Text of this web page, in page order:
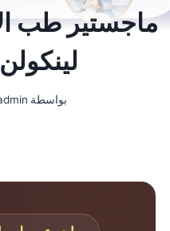
ماجستير طب
بواسطة